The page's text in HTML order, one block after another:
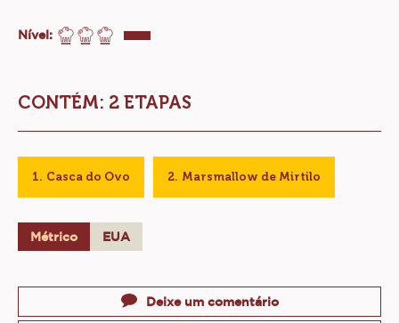
Nível:
CONTÉM: 2 ETAPAS
Casca do Ovo Marsmallow de Mirtilo
Métrico EUA
Deixe um comentário